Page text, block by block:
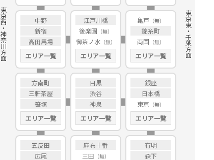
中野
新宿
高田馬場
エリア一覧
江戸川橋
後楽園
御茶ノ水
エリア一覧
亀戸
錦糸町
両国
エリア一覧
方南町
三軒茶屋
笹塚
エリア一覧
目黒
渋谷
神泉
エリア一覧
銀座
日本橋
東京
エリア一覧
五反田
広尾
麻布十番
三田
有明
森下
東京西・神奈川方面 東京東・千葉方面